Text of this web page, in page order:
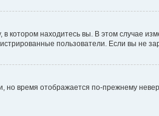
находитесь вы. В этом случае
пользователи. Если вы не
но время отображается по-прежнему